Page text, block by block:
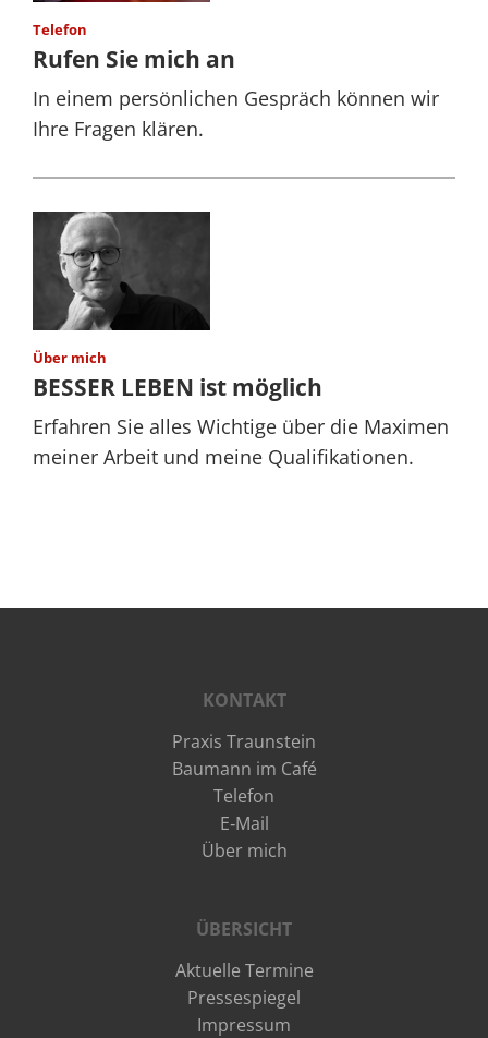
Telefon
Rufen Sie mich an
In einem persönlichen Gespräch können wir
Ihre Fragen klären.
Über mich
BESSER LEBEN ist möglich
Erfahren Sie alles Wichtige über die Maximen
meiner Arbeit und meine Qualifikationen.
KONTAKT
Praxis Traunstein
Baumann im Café
Telefon
E‑Mail
Über mich
ÜBERSICHT
Aktuelle Termine
Pressespiegel
Impressum